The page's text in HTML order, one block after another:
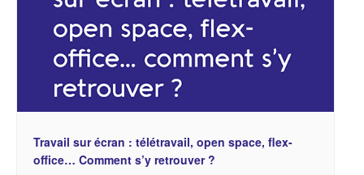
Travail sur écran : télétravail, open space, flex-
office… Comment s’y retrouver ?